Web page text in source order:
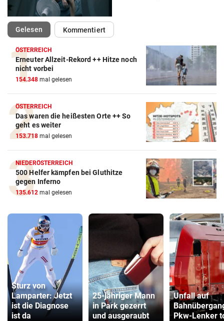
Gelesen(ausgewählt)Kommentiert
ÖSTERREICH
Erneuter Allzeit-Rekord ++ Hitze noch
nicht vorbei
154.348 mal gelesen
ÖSTERREICH
Das waren die heißesten Orte ++ So
geht es weiter
153.718 mal gelesen
NIEDERÖSTERREICH
500 Helfer kämpfen bei Gluthitze
gegen Inferno
135.612 mal gelesen
Sturz von
Lamparter: Jetzt
ist die Diagnose
ist da
25-jähriger Mann
in Park gezerrt
und ausgeraubt
Unfall auf
Pkw-Lenker